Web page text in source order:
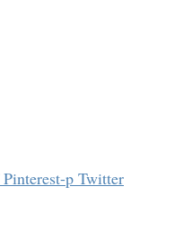
Pinterest-p Twitter